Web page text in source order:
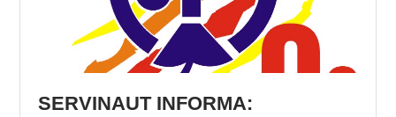
SERVINAUT INFORMA: